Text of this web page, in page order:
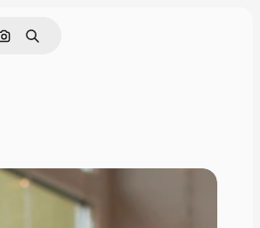
Nach Bild suchen
Suchen